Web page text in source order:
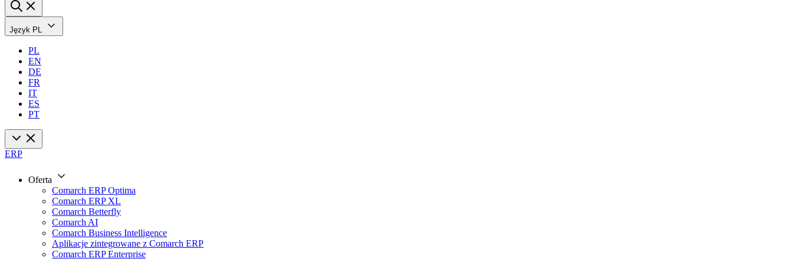
Język PL
PL
EN
DE
FR
IT
ES
PT
ERP
Oferta
Comarch ERP Optima
Comarch ERP XL
Comarch Betterfly
Comarch AI
Comarch Business Intelligence
Aplikacje zintegrowane z Comarch ERP
Comarch ERP Enterprise